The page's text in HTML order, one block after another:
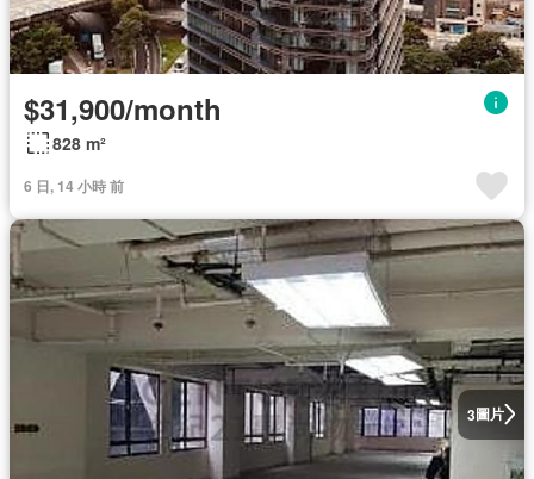
$31,900/month
828 m²
6 日, 14 小時 前
3圖片